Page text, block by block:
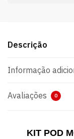
Descrição
Informação
Avaliações 0
KIT POD